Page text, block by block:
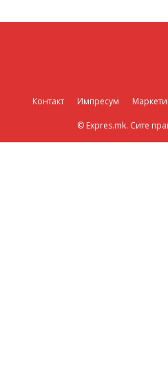
Контакт Импресум
© Expres.mk. Сите